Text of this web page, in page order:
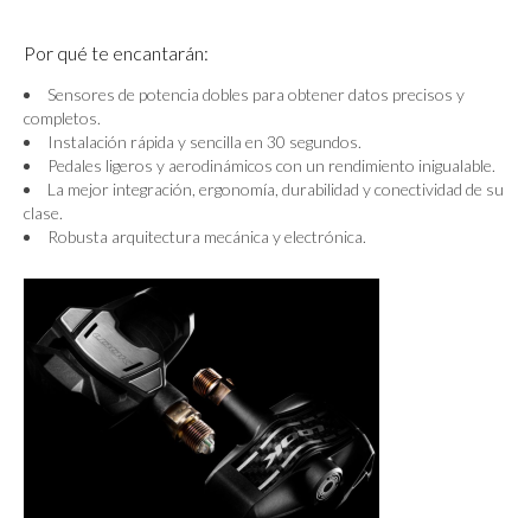
Por qué te encantarán:
Sensores de potencia dobles para obtener datos precisos y
completos.
Instalación rápida y sencilla en 30 segundos.
Pedales ligeros y aerodinámicos con un rendimiento inigualable.
La mejor integración, ergonomía, durabilidad y conectividad de su
clase.
Robusta arquitectura mecánica y electrónica.